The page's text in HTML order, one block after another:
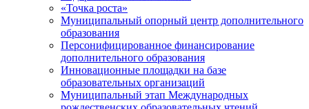
«Точка роста»
Муниципальный опорный центр дополнительного
образования
Персонифицированное финансирование
дополнительного образования
Инновационные площадки на базе
образовательных организаций
Муниципальный этап Международных